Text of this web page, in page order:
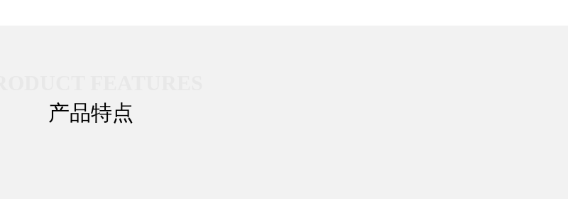
产品特点